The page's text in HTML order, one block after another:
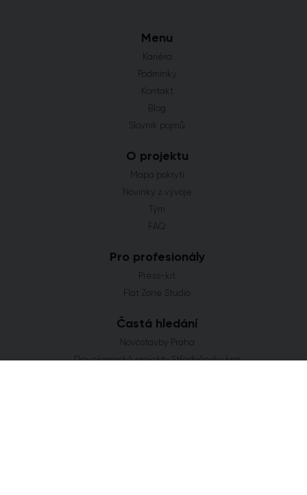
Menu
Kariéra
Podmínky
Kontakt
Blog
Slovník pojmů
O projektu
Mapa pokrytí
Novinky z vývoje
Tým
FAQ
Pro profesionály
Press-kit
Flat Zone Studio
Častá hledání
Novostavby Praha
Developerské projekty Středočeský kraj